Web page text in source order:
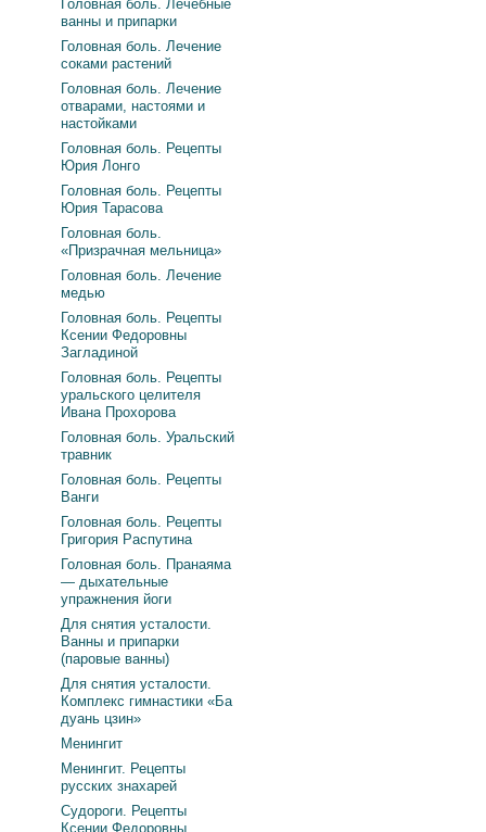
Головная боль. Лечебные
ванны и припарки
Головная боль. Лечение
соками растений
Головная боль. Лечение
отварами, настоями и
настойками
Головная боль. Рецепты
Юрия Лонго
Головная боль. Рецепты
Юрия Тарасова
Головная боль.
«Призрачная мельница»
Головная боль. Лечение
медью
Головная боль. Рецепты
Ксении Федоровны
Загладиной
Головная боль. Рецепты
уральского целителя
Ивана Прохорова
Головная боль. Уральский
травник
Головная боль. Рецепты
Ванги
Головная боль. Рецепты
Григория Распутина
Головная боль. Пранаяма
— дыхательные
упражнения йоги
Для снятия усталости.
Ванны и припарки
(паровые ванны)
Для снятия усталости.
Комплекс гимнастики «Ба
дуань цзин»
Менингит
Менингит. Рецепты
русских знахарей
Судороги. Рецепты
Ксении Федоровны